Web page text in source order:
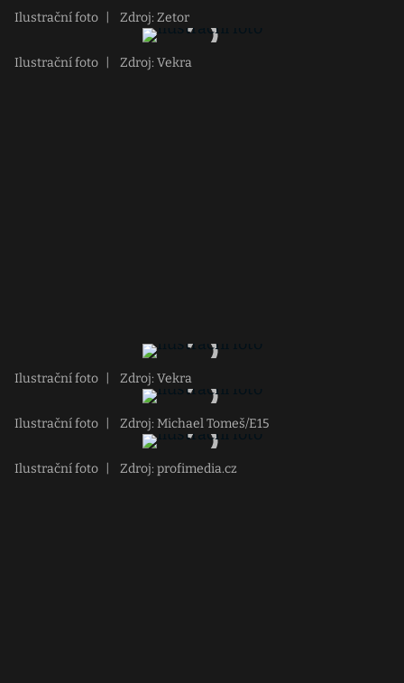
Ilustrační foto Zdroj: Zetor
Ilustrační foto Zdroj: Vekra
Ilustrační foto Zdroj: Vekra
Ilustrační foto Zdroj: Michael Tomeš/E15
Ilustrační foto Zdroj: profimedia.cz